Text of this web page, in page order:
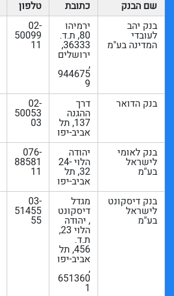
שם הבנק כתובת טלפון
בנק יהב
לעובדי
המדינה בע"מ
ירמיהו
80, ת.ד.
36333,
ירושלים
,
944675
9
02-
50099
11
בנק הדואר דרך
ההגנה
137, תל
אביב-יפו
02-
50053
03
בנק לאומי
לישראל
בע"מ
יהודה
הלוי 24-
32, תל
אביב-יפו
076-
88581
11
בנק דיסקונט
לישראל
בע"מ
מגדל
דיסקונט
, יהודה
הלוי 23,
ת.ד.
456, תל
אביב-יפו
,
651360
1
03-
51455
55